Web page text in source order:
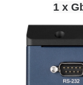
1 x